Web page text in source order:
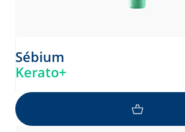
Sébium
Kerato+